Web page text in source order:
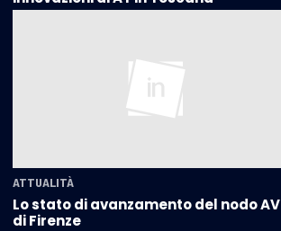
ATTUALITÀ
Lo stato di avanzamento del nodo AV
di Firenze